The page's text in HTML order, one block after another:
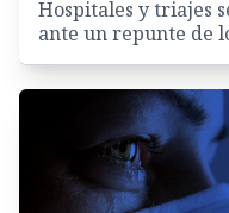
Hospitales y triajes
ante un repunte de